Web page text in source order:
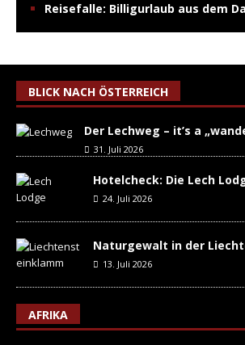
Reisefalle: Billigurlaub aus dem
BLICK NACH ÖSTERREICH
Der Lechweg – it’s a
31. Juli 2026
Hotelcheck: Die Lech
24. Juli 2026
Naturgewalt in der
13. Juli 2026
AFRIKA